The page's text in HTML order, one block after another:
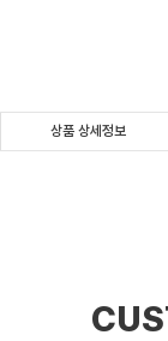
상품 상세정보